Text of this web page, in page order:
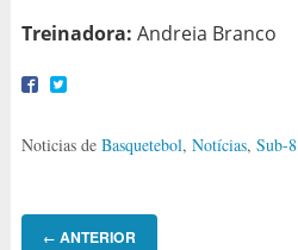
Treinadora: Andreia Branco
Noticias de Basquetebol, Notícias, Sub-8
← ANTERIOR